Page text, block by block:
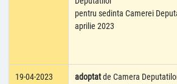
pentru sedinta Camerei
aprilie 2023
19-04-2023 adoptatde Camera